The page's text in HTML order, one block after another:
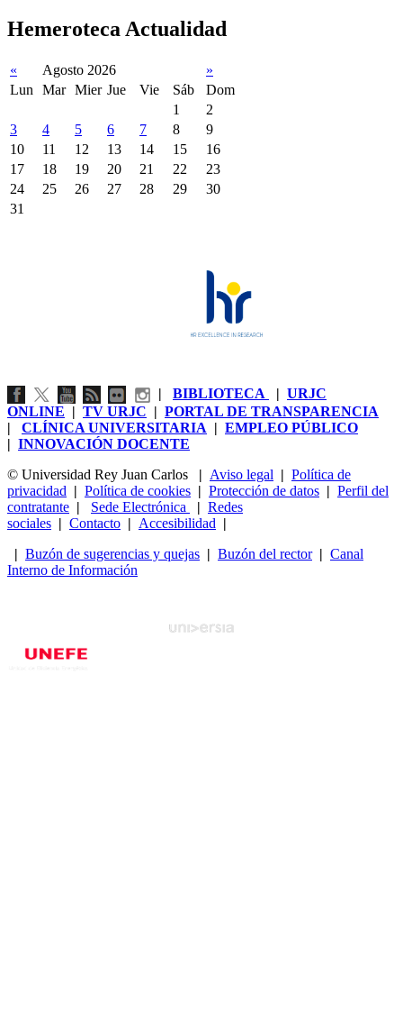
Hemeroteca Actualidad
« Agosto 2026
»
Lun
Mar Mier Jue Vie Sáb
Dom
1
2
3
4 5 6 7 8
9
10
11 12 13 14 15
16
17
18 19 20 21 22
23
24
25 26 27 28 29
30
31
| BIBLIOTECA | URJC
ONLINE | TV URJC | PORTAL DE TRANSPARENCIA
| CLÍNICA UNIVERSITARIA | EMPLEO PÚBLICO
| INNOVACIÓN DOCENTE
© Universidad Rey Juan Carlos
| Aviso legal | Política de
privacidad | Política de cookies | Protección de datos | Perfil del
contratante | Sede Electrónica | Redes
sociales | Contacto | Accesibilidad |
| Buzón de sugerencias y quejas | Buzón del rector| Canal
Interno de Información